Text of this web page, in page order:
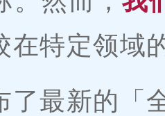
在特定领域
了最新的「